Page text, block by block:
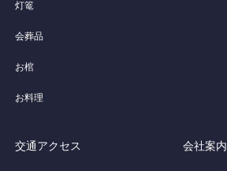
灯篭
会葬品
お棺
お料理
交通アクセス 会社案内